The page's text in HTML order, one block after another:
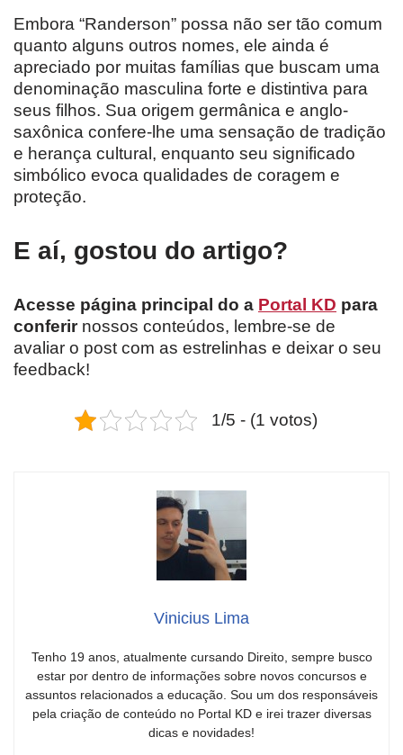
Embora “Randerson” possa não ser tão comum
quanto alguns outros nomes, ele ainda é
apreciado por muitas famílias que buscam uma
denominação masculina forte e distintiva para
seus filhos. Sua origem germânica e anglo-
saxônica confere-lhe uma sensação de tradição
e herança cultural, enquanto seu significado
simbólico evoca qualidades de coragem e
proteção.
E aí, gostou do artigo?
Acesse página principal do a Portal KD para
conferirnossos conteúdos, lembre-se de
avaliar o post com as estrelinhas e deixar o seu
feedback!
1/5 - (1 votos)
Vinicius Lima
Tenho 19 anos, atualmente cursando Direito, sempre busco
estar por dentro de informações sobre novos concursos e
assuntos relacionados a educação. Sou um dos responsáveis
pela criação de conteúdo no Portal KD e irei trazer diversas
dicas e novidades!